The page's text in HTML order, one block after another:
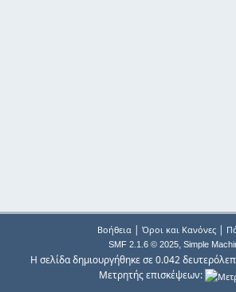
Βοήθεια| Όροι και Κανόνες|
SMF 2.1.6 © 2025, Simple
Η σελίδα δημιουργήθηκε σε 0.042
Μετρητής επισκέψεων: